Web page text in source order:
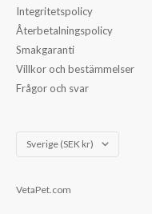
Integritetspolicy
Återbetalningspolicy
Smakgaranti
Villkor och bestämmelser
Frågor och svar
Land/Region Sverige (SEK kr)
VetaPet.com